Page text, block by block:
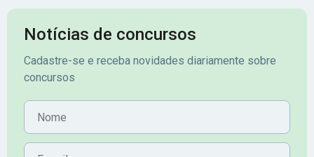
Notícias de concursos
Cadastre-se e receba novidades diariamente sobre
concursos
Nome
E-mail